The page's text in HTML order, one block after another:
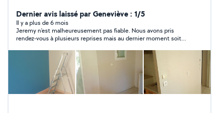
Dernier avis laissé par Geneviève : 1/5
Il y a plus de 6 mois
Jeremy n’est malheureusement pas fiable. Nous avons pris
rendez-vous à plusieurs reprises mais au dernier moment soit
d’une demi-heure de retard, dernier rendez-vous il n’est
carrément pas venu alors que je m’étais arrangée pour me
libérer. Son dernier prétexte : un chantier à finir, il n’a pas
prévenu alors que je l’attendais… J’ai été super patiente mais là
c’est trop ! Du coup je ne peux pas évaluer le travail…